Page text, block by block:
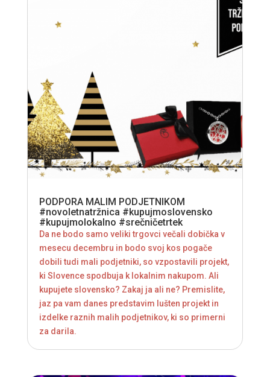
PODPORA MALIM PODJETNIKOM
#novoletnatržnica #kupujmoslovensko
#kupujmolokalno #srečničetrtek
Da ne bodo samo veliki trgovci večali dobička v
mesecu decembru in bodo svoj kos pogače
dobili tudi mali podjetniki, so vzpostavili projekt,
ki Slovence spodbuja k lokalnim nakupom. Ali
kupujete slovensko? Zakaj ja ali ne? Premislite,
jaz pa vam danes predstavim lušten projekt in
izdelke raznih malih podjetnikov, ki so primerni
za darila.